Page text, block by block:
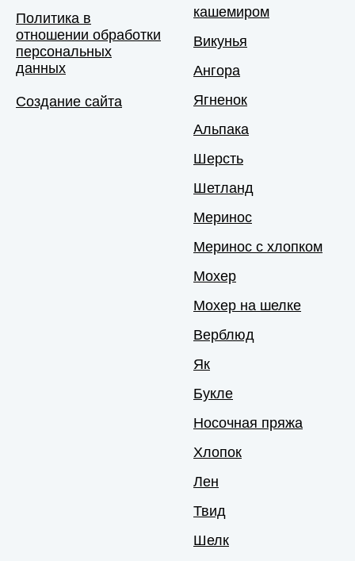
Политика в
отношении обработки
персональных
данных
Создание сайта
кашемиром
Викунья
Ангора
Ягненок
Альпака
Шерсть
Шетланд
Меринос
Меринос с хлопком
Мохер
Мохер на шелке
Верблюд
Як
Букле
Носочная пряжа
Хлопок
Лен
Твид
Шелк